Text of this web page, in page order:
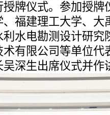
牌仪式。参加授牌
福建理工大学、大
水电勘测设计研究
有限公司等单位代
深生出席仪式并作